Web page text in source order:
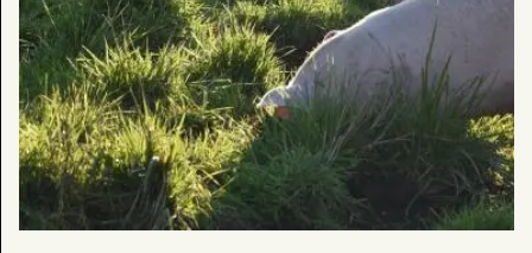
de
porcs
du
Québec
s’adapter
aux
nouvelles
réalités